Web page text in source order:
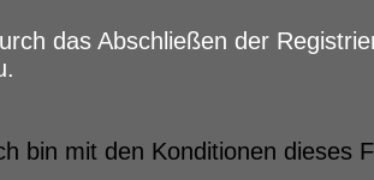
das Abschließen der
bin mit den Konditionen dieses